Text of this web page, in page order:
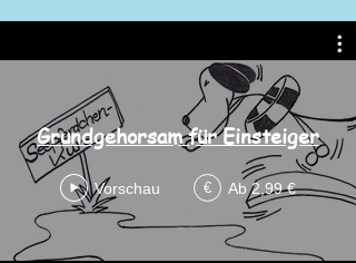
Grundgehorsam für Einsteiger
Vorschau € Ab 2,99 €